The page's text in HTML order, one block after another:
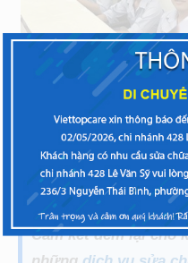
Bạn sẽ hài
Viettopcare là
uy tín hàng đầu tại
Cam kết đem lại cho